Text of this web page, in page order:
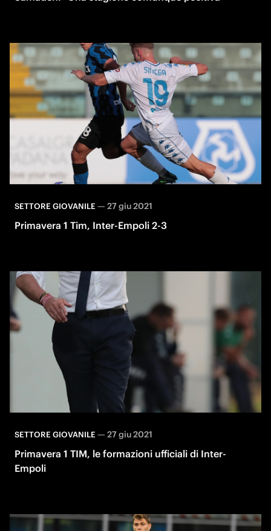
SETTORE GIOVANILE— 27 giu 2021
Primavera 1 Tim, Inter-Empoli 2-3
SETTORE GIOVANILE— 27 giu 2021
Primavera 1 TIM, le formazioni ufficiali di Inter-
Empoli